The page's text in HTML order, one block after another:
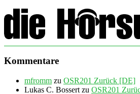
Kommentare
mfromm zu OSR201 Zurück [DE]
Lukas C. Bossert zu OSR201